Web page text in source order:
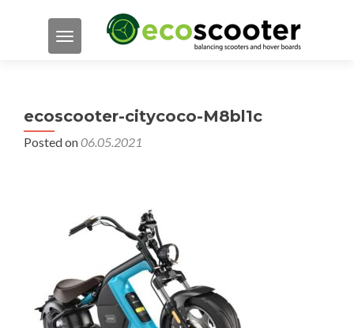
TOGGLE NAVIGATION
ecoscooter-citycoco-M8bl1c
Posted on06.05.2021